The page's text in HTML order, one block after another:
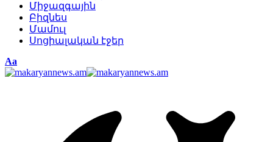
Միջազգային
Բիզնես
Մամուլ
Սոցիալական էջեր
Изменение
размера
Аа